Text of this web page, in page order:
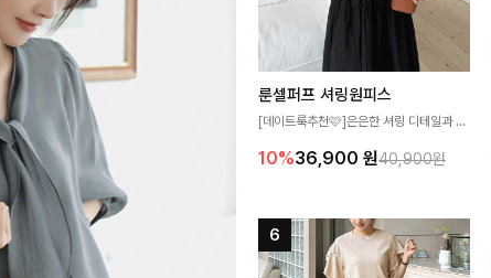
룬셀퍼프 셔링원피스
[데이트룩추천🩷]은은한 셔링 디테일과 퍼
성해주는 원피스🤍 허리 스모크 밴딩이 슬
즐기기 좋아요
10%36,900 원40,900원